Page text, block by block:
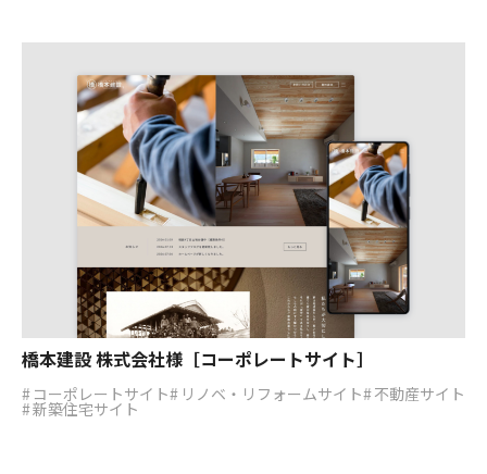
橋本建設 株式会社様［コーポレートサイト］
コーポレートサイト リノベ・リフォームサイト 不動産サイト
新築住宅サイト